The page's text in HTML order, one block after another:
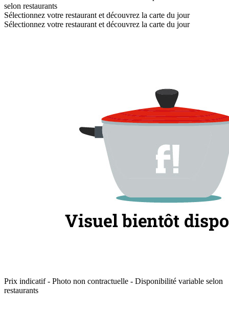
selon restaurants
Sélectionnez votre restaurant et découvrez la carte du jour
Sélectionnez votre restaurant et découvrez la carte du jour
Prix indicatif - Photo non contractuelle - Disponibilité variable selon
restaurants